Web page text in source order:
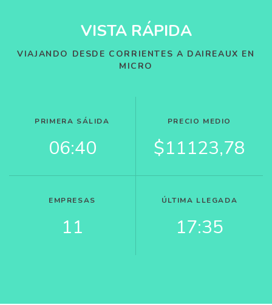
VISTA RÁPIDA
VIAJANDO DESDE CORRIENTES A DAIREAUX EN
MICRO
PRIMERA SÁLIDA
06:40
PRECIO MEDIO
$11123,78
EMPRESAS
11
ÚLTIMA LLEGADA
17:35